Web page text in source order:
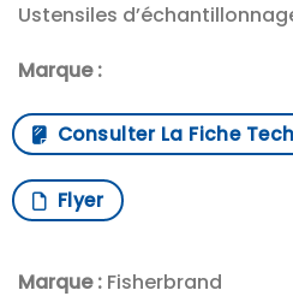
Ustensiles
Marque :
Consulter La Fiche
Flyer
Marque : Fisherbrand